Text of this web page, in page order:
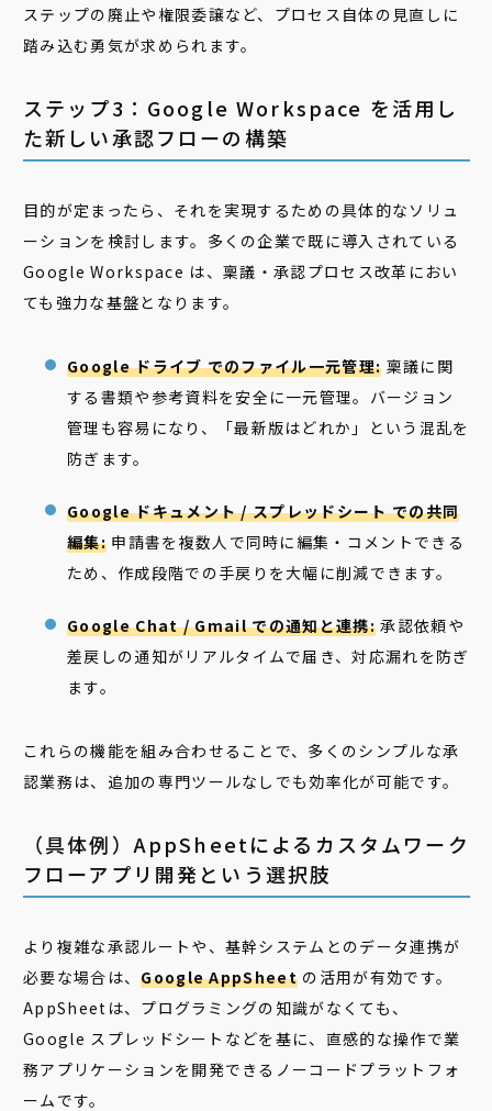
ステップの廃止や権限委譲など、プロセス自体の見直しに
踏み込む勇気が求められます。
ステップ3：Google Workspace を活用し
た新しい承認フローの構築
目的が定まったら、それを実現するための具体的なソリュ
ーションを検討します。多くの企業で既に導入されている
Google Workspace は、稟議・承認プロセス改革におい
ても強力な基盤となります。
Google ドライブ でのファイル一元管理: 稟議に関
する書類や参考資料を安全に一元管理。バージョン
管理も容易になり、「最新版はどれか」という混乱を
防ぎます。
Google ドキュメント / スプレッドシート での共同
編集:申請書を複数人で同時に編集・コメントできる
ため、作成段階での手戻りを大幅に削減できます。
Google Chat / Gmail での通知と連携:承認依頼や
差戻しの通知がリアルタイムで届き、対応漏れを防ぎ
ます。
これらの機能を組み合わせることで、多くのシンプルな承
認業務は、追加の専門ツールなしでも効率化が可能です。
（具体例）AppSheetによるカスタムワーク
フローアプリ開発という選択肢
より複雑な承認ルートや、基幹システムとのデータ連携が
必要な場合は、Google AppSheet の活用が有効です。
AppSheetは、プログラミングの知識がなくても、
Google スプレッドシートなどを基に、直感的な操作で業
務アプリケーションを開発できるノーコードプラットフォ
ームです。